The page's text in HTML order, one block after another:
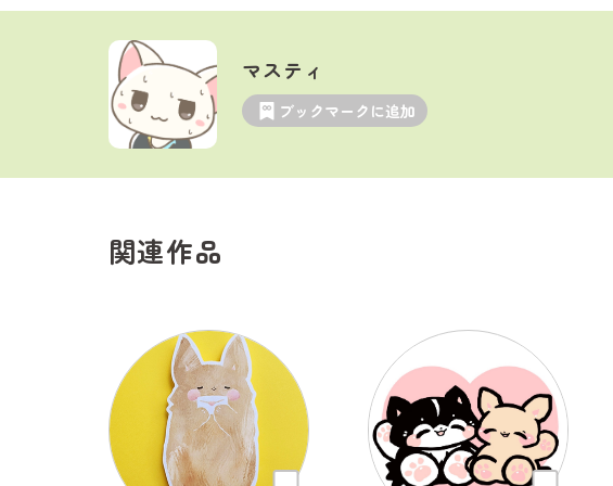
マスティ
ブックマークに追加
関連作品